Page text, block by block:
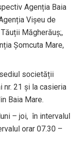
Agenția Baia
Vișeu de
Măgherăuș;,
Șomcuta Mare,
societății
nr. 21 și la casieria
Baia Mare.
– joi, în intervalul
orar 07.30 –